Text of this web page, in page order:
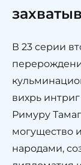
В 23 серии
вихрь
Римуру
могущество
народами,